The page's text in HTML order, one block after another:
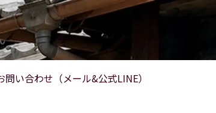
問い合わせ（メール&公式LINE）